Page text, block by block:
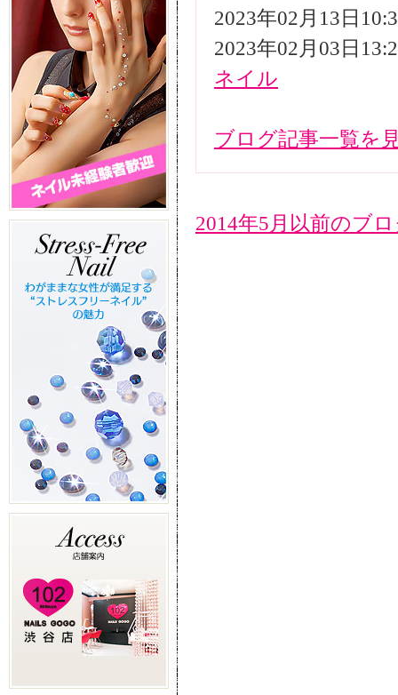
2023年02月13日
2023年02月03日
ネイル
ブログ記事一覧を
2014年5月以前のブ